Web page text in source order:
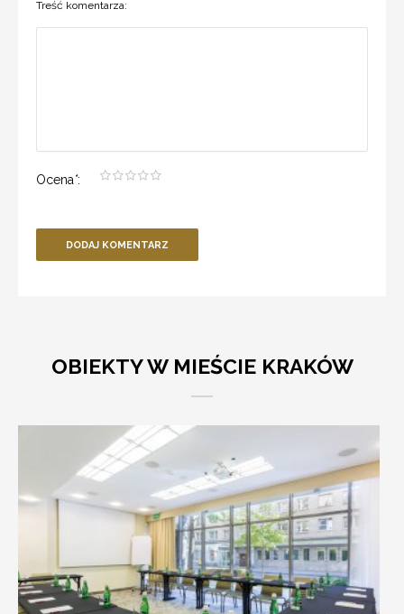
Treść komentarza:
Ocena*:
DODAJ KOMENTARZ
OBIEKTY W MIEŚCIE KRAKÓW